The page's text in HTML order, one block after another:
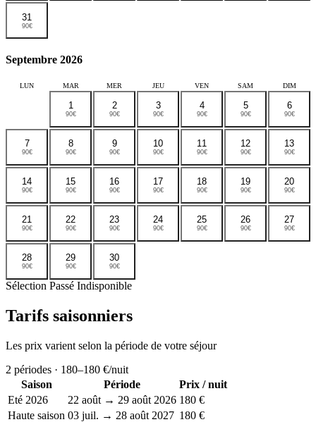
31
90€
Septembre 2026
LUN MAR MER JEU VEN SAM DIM
1
90€
2
90€
3
90€
4
90€
5
90€
6
90€
7
90€
8
90€
9
90€
10
90€
11
90€
12
90€
13
90€
14
90€
15
90€
16
90€
17
90€
18
90€
19
90€
20
90€
21
90€
22
90€
23
90€
24
90€
25
90€
26
90€
27
90€
28
90€
29
90€
30
90€
Sélection Passé Indisponible
Tarifs saisonniers
Les prix varient selon la période de votre séjour
2 périodes · 180–180 €/nuit
Saison
Période
Prix / nuit
Eté 2026
22 août → 29 août 2026 180 €
Haute saison 03 juil. → 28 août 2027 180 €